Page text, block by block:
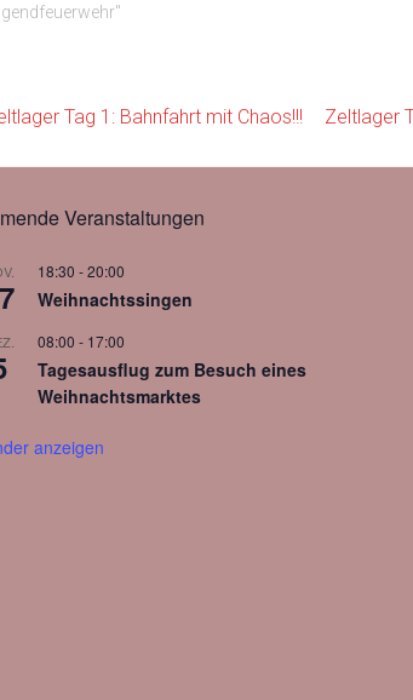
Tag 1: Bahnfahrt mit Chaos!!! Zeltlager
Veranstaltungen
18:30 -20:00
Weihnachtssingen
08:00 - 17:00
Tagesausflug zum Besuch eines
Weihnachtsmarktes
anzeigen